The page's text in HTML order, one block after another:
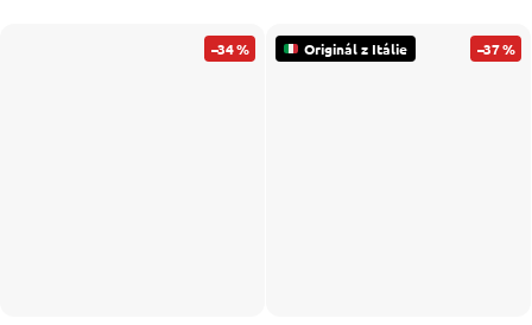
–34 % Originál z Itálie –37 %